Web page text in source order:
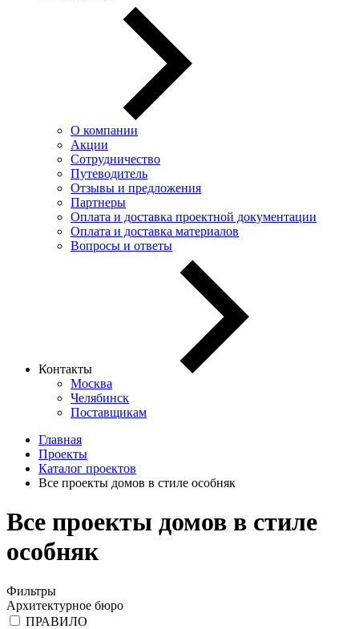
О компании
Акции
Сотрудничество
Путеводитель
Отзывы и предложения
Партнеры
Оплата и доставка проектной документации
Оплата и доставка материалов
Вопросы и ответы
Контакты
Москва
Челябинск
Поставщикам
Главная
Проекты
Каталог проектов
Все проекты домов в стиле особняк
Все проекты домов в стиле
особняк
Фильтры
Архитектурное бюро
ПРАВИЛО